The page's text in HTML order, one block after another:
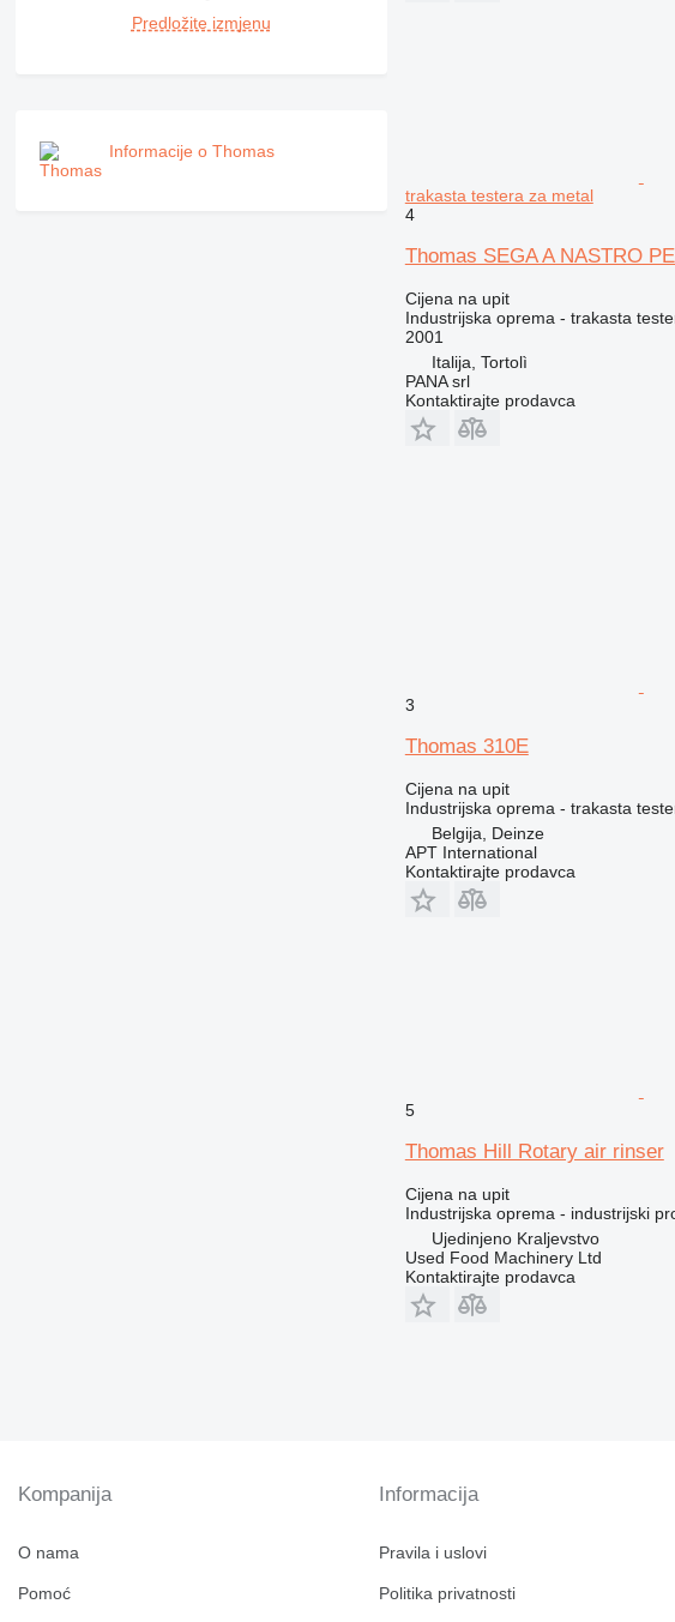
Predložite izmjenu
Informacije o Thomas
trakasta testera za metal
4
Thomas SEGA A NASTRO
Cijena na upit
Industrijska oprema - trakasta
2001
Italija, Tortolì
PANA srl
Kontaktirajte prodavca
3
Thomas 310E
Cijena na upit
Industrijska oprema - trakasta
Belgija, Deinze
APT International
Kontaktirajte prodavca
5
Thomas Hill Rotary air rinser
Cijena na upit
Industrijska oprema - industrijski
Ujedinjeno Kraljevstvo
Used Food Machinery Ltd
Kontaktirajte prodavca
Kompanija
O nama
Pomoć
Informacija
Pravila i uslovi
Politika privatnosti